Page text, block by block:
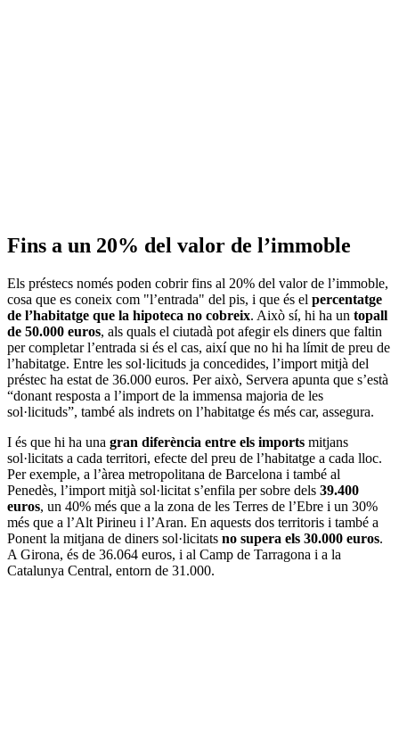
Fins a un 20% del valor de l’immoble
Els préstecs només poden cobrir fins al 20% del valor de l’immoble,
cosa que es coneix com "l’entrada" del pis, i que és el percentatge
de l’habitatge que la hipoteca no cobreix. Això sí, hi ha un topall
de 50.000 euros, als quals el ciutadà pot afegir els diners que faltin
per completar l’entrada si és el cas, així que no hi ha límit de preu de
l’habitatge. Entre les sol·licituds ja concedides, l’import mitjà del
préstec ha estat de 36.000 euros. Per això, Servera apunta que s’està
“donant resposta a l’import de la immensa majoria de les
sol·licituds”, també als indrets on l’habitatge és més car, assegura.
I és que hi ha una gran diferència entre els imports mitjans
sol·licitats a cada territori, efecte del preu de l’habitatge a cada lloc.
Per exemple, a l’àrea metropolitana de Barcelona i també al
Penedès, l’import mitjà sol·licitat s’enfila per sobre dels 39.400
euros, un 40% més que a la zona de les Terres de l’Ebre i un 30%
més que a l’Alt Pirineu i l’Aran. En aquests dos territoris i també a
Ponent la mitjana de diners sol·licitats no supera els 30.000 euros.
A Girona, és de 36.064 euros, i al Camp de Tarragona i a la
Catalunya Central, entorn de 31.000.